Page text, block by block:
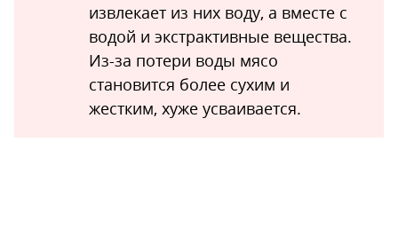
извлекает из них воду, а вместе с
водой и экстрактивные вещества.
Из-за потери воды мясо
становится более сухим и
жестким, хуже усваивается.